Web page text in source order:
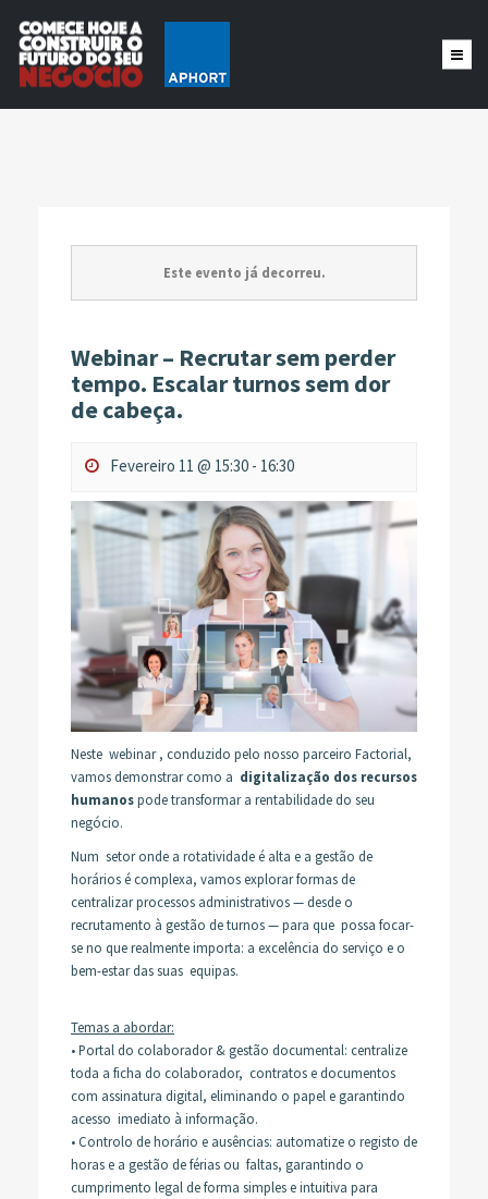
Este evento já decorreu.
Webinar – Recrutar sem perder
tempo. Escalar turnos sem dor
de cabeça.
Fevereiro 11 @ 15:30 - 16:30
Neste webinar , conduzido pelo nosso parceiro Factorial,
vamos demonstrar como a digitalização dos recursos
humanospode transformar a rentabilidade do seu
negócio.
Num setor onde a rotatividade é alta e a gestão de
horários é complexa, vamos explorar formas de
centralizar processos administrativos — desde o
recrutamento à gestão de turnos — para que possa focar-
se no que realmente importa: a excelência do serviço e o
bem-estar das suas equipas.
Temas a abordar:
•Portal do colaborador & gestão documental: centralize
toda a ficha do colaborador, contratos e documentos
com assinatura digital, eliminando o papel e garantindo
acesso imediato à informação.
•Controlo de horário e ausências: automatize o registo de
horas e a gestão de férias ou faltas, garantindo o
cumprimento legal de forma simples e intuitiva para